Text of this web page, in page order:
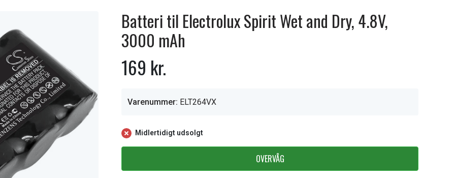
Batteri til Electrolux Spirit Wet and Dry, 4.8V,
3000 mAh
169 kr.
Varenummer: ELT264VX
Midlertidigt udsolgt
OVERVÅG